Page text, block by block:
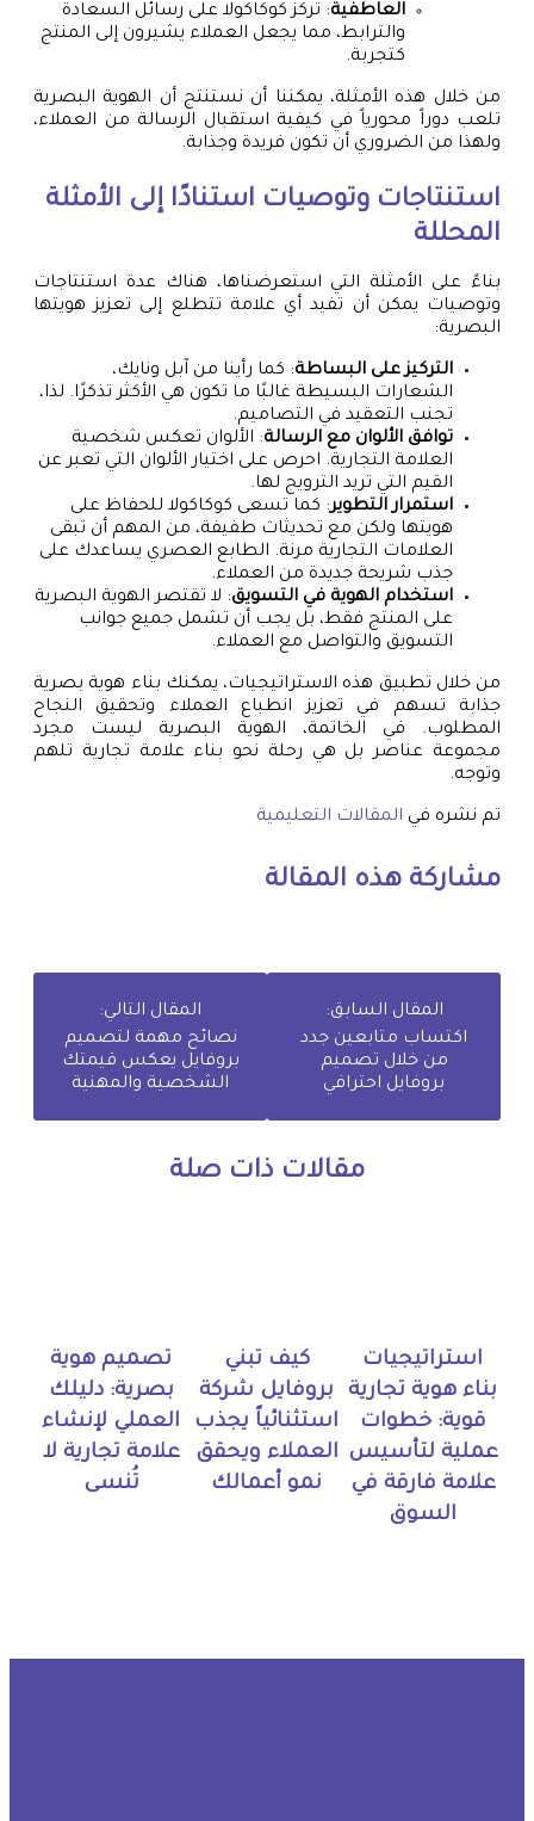
العاطفية: تركز كوكاكولا على رسائل السعادة
والترابط، مما يجعل العملاء يشيرون إلى المنتج
كتجربة.
من خلال هذه الأمثلة، يمكننا أن نستنتج أن الهوية البصرية
تلعب دوراً محورياً في كيفية استقبال الرسالة من العملاء،
ولهذا من الضروري أن تكون فريدة وجذابة.
استنتاجات وتوصيات استنادًا إلى الأمثلة
المحللة
بناءً على الأمثلة التي استعرضناها، هناك عدة استنتاجات
وتوصيات يمكن أن تفيد أي علامة تتطلع إلى تعزيز هويتها
البصرية:
التركيز على البساطة: كما رأينا من آبل ونايك،
الشعارات البسيطة غالبًا ما تكون هي الأكثر تذكرًا. لذا،
تجنب التعقيد في التصاميم.
توافق الألوان مع الرسالة: الألوان تعكس شخصية
العلامة التجارية. احرص على اختيار الألوان التي تعبر عن
القيم التي تريد الترويج لها.
استمرار التطوير: كما تسعى كوكاكولا للحفاظ على
هويتها ولكن مع تحديثات طفيفة، من المهم أن تبقى
العلامات التجارية مرنة. الطابع العصري يساعدك على
جذب شريحة جديدة من العملاء.
استخدام الهوية في التسويق: لا تقتصر الهوية البصرية
على المنتج فقط، بل يجب أن تشمل جميع جوانب
التسويق والتواصل مع العملاء.
من خلال تطبيق هذه الاستراتيجيات، يمكنك بناء هوية بصرية
جذابة تسهم في تعزيز انطباع العملاء وتحقيق النجاح
المطلوب. في الخاتمة، الهوية البصرية ليست مجرد
مجموعة عناصر بل هي رحلة نحو بناء علامة تجارية تلهم
وتوجه.
تم نشره في المقالات التعليمية
مشاركة هذه المقالة
المقال السابق:
اكتساب متابعين جدد
من خلال تصميم
بروفايل احترافي
المقال التالي:
نصائح مهمة لتصميم
بروفايل يعكس قيمتك
الشخصية والمهنية
مقالات ذات صلة
استراتيجيات
بناء هوية تجارية
قوية: خطوات
عملية لتأسيس
علامة فارقة في
السوق
كيف تبني
بروفايل شركة
استثنائياً يجذب
العملاء ويحقق
نمو أعمالك
تصميم هوية
بصرية: دليلك
العملي لإنشاء
علامة تجارية لا
تُنسى